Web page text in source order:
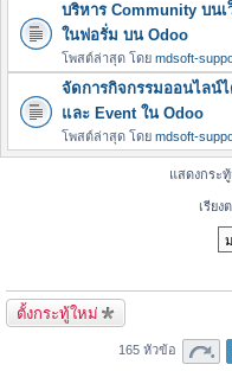
บริหาร Community บน
ในฟอรั่ม บน Odoo
โพสต์ล่าสุด โดย mdsoft-
จัดการกิจกรรมออนไลน์
และ Event ใน Odoo
โพสต์ล่าสุด โดย mdsoft-
แสดงกระ
เรียง
ตั้งกระทู้ใหม่
165 หัวข้อ